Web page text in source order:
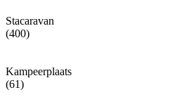
Stacaravan
(400)
Kampeerplaats
(61)